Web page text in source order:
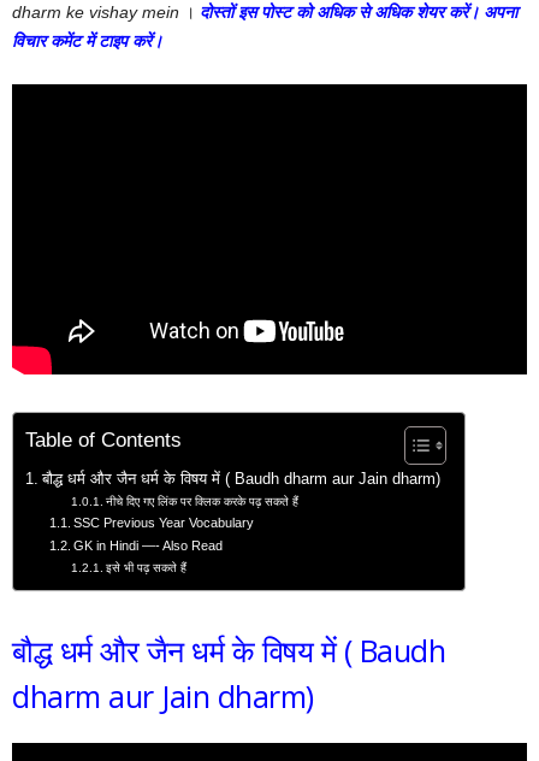
dharm ke vishay mein । दोस्तों इस पोस्ट को अधिक से अधिक शेयर करें। अपना
विचार कमेंट में टाइप करें।
Table of Contents
बौद्ध धर्म और जैन धर्म के विषय में ( Baudh dharm aur Jain dharm)
नीचे दिए गए लिंक पर क्लिक करके पढ़ सकते हैं
SSC Previous Year Vocabulary
GK in Hindi —- Also Read
इसे भी पढ़ सकते हैं
बौद्ध धर्म और जैन धर्म के विषय में ( Baudh
dharm aur Jain dharm)